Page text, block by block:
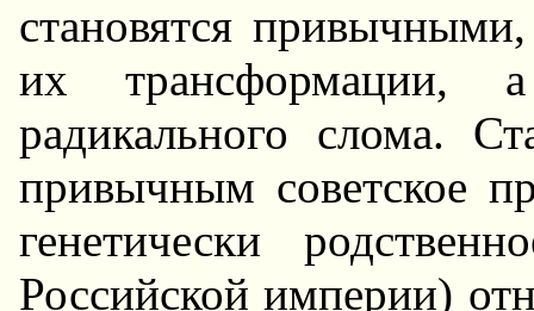
становятся
их
радикального слома.
привычным советское
генетически
Российской империи)